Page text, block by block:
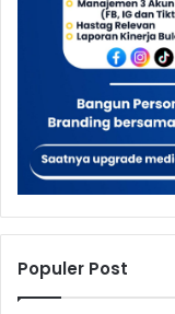
Populer Post